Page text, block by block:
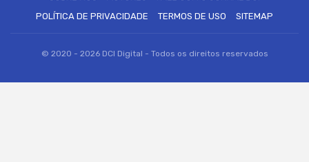
POLÍTICA DE PRIVACIDADE
TERMOS DE USO SITEMAP
© 2020 - 2026 DCI Digital - Todos os direitos reservados